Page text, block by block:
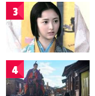
3
4